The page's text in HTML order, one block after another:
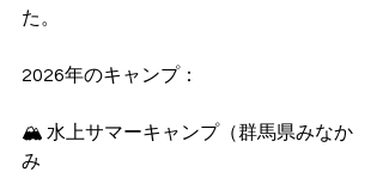
た。
2026年のキャンプ：
🏔 水上サマーキャンプ（群馬県みなか
み